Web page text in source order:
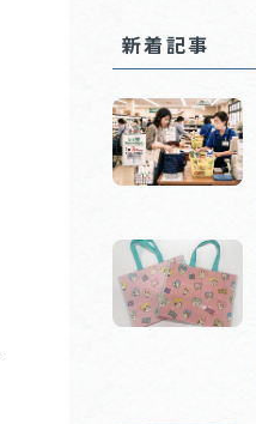
新着記事